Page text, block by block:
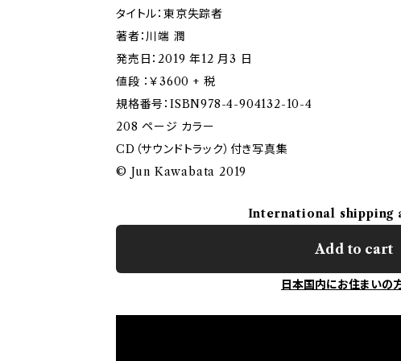
タイトル：東京失踪者
著者：川端 潤
発売日：2019 年12 月3 日
値段 ：￥3600 + 税
規格番号：ISBN978-4-904132-10-4
208 ページ カラー
CD（サウンドトラック）付き写真集
© Jun Kawabata 2019
International shipping
Add to cart
日本国内にお住まいの